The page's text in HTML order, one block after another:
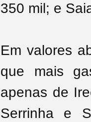
350 mil; e
Em valores
que mais
apenas de
Serrinha e